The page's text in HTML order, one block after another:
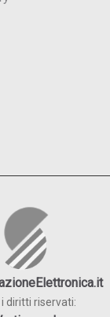
diritti riservati: